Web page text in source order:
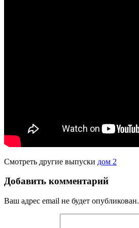
Смотреть другие выпуски дом 2
Добавить комментарий
Ваш адрес email не будет опубликован.